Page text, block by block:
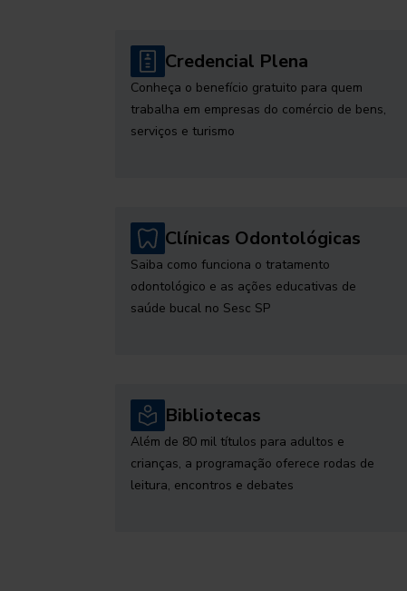
Credencial Plena
Conheça o benefício gratuito para quem
trabalha em empresas do comércio de bens,
serviços e turismo
Clínicas Odontológicas
Saiba como funciona o tratamento
odontológico e as ações educativas de
saúde bucal no Sesc SP
Bibliotecas
Além de 80 mil títulos para adultos e
crianças, a programação oferece rodas de
leitura, encontros e debates